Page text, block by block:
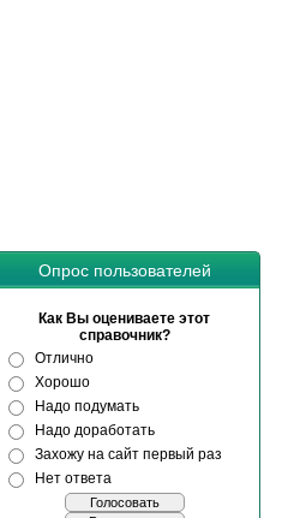
Опрос пользователей
Как Вы оцениваете этот
справочник?
Отлично
Хорошо
Надо подумать
Надо доработать
Захожу на сайт первый раз
Нет ответа